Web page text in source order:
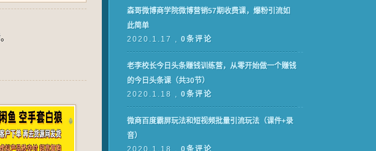
森哥微博商学院微博营销57期收费课，爆粉引流如
此简单
2020.1.17 , 0条评论
老李校长今日头条赚钱训练营，从零开始做一个赚钱
的今日头条课（共30节）
2020.1.18 , 0条评论
微商百度霸屏玩法和短视频批量引流玩法（课件+录
音）
2020.1.18 , 0条评论